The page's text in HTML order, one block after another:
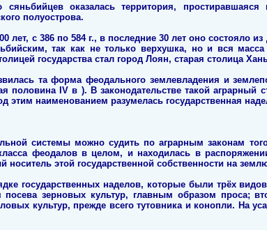
оказалась территория,
полуострова.
лет, с 386 по 584 г., в последние 30 лет оно состояло
так как не только верхушка, но и вся
государства стал город Лоян, старая столица
та форма феодального землевладения и
половина IV в ). В законодательстве такой аграрный
этим наименованием разумелась государственная
системы можно судить по аграрным законам
феодалов в целом, и находилась в
носитель этой государственной собственности на
государственных наделов, которые были трёх
зерновых культур, главным образом проса;
культур, прежде всего тутовника и конопли. На